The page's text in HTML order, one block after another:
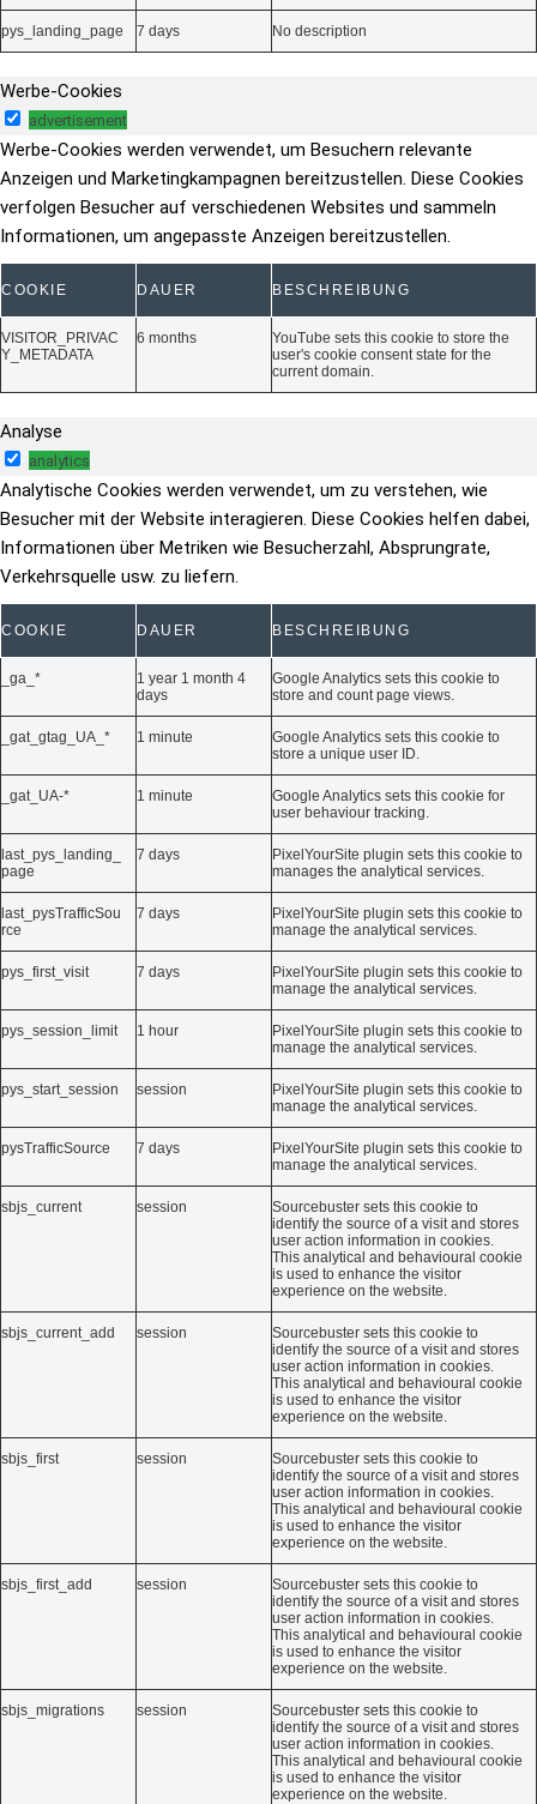
pys_landing_page 7 days No description
Werbe-Cookies
advertisement
Werbe-Cookies werden verwendet, um Besuchern relevante
Anzeigen und Marketingkampagnen bereitzustellen. Diese Cookies
verfolgen Besucher auf verschiedenen Websites und sammeln
Informationen, um angepasste Anzeigen bereitzustellen.
COOKIE DAUER BESCHREIBUNG
VISITOR_PRIVAC
Y_METADATA
6 months
YouTube sets this cookie to store the
user's cookie consent state for the
current domain.
Analyse
analytics
Analytische Cookies werden verwendet, um zu verstehen, wie
Besucher mit der Website interagieren. Diese Cookies helfen dabei,
Informationen über Metriken wie Besucherzahl, Absprungrate,
Verkehrsquelle usw. zu liefern.
COOKIE DAUER BESCHREIBUNG
_ga_*
1 year 1 month 4
days
Google Analytics sets this cookie to
store and count page views.
_gat_gtag_UA_* 1 minute
Google Analytics sets this cookie to
store a unique user ID.
_gat_UA-* 1 minute
Google Analytics sets this cookie for
user behaviour tracking.
last_pys_landing_
page
7 days
PixelYourSite plugin sets this cookie to
manages the analytical services.
last_pysTrafficSou
rce
7 days
PixelYourSite plugin sets this cookie to
manage the analytical services.
pys_first_visit 7 days
PixelYourSite plugin sets this cookie to
manage the analytical services.
pys_session_limit 1 hour
PixelYourSite plugin sets this cookie to
manage the analytical services.
pys_start_session session
PixelYourSite plugin sets this cookie to
manage the analytical services.
pysTrafficSource 7 days
PixelYourSite plugin sets this cookie to
manage the analytical services.
sbjs_current session
Sourcebuster sets this cookie to
identify the source of a visit and stores
user action information in cookies.
This analytical and behavioural cookie
is used to enhance the visitor
experience on the website.
sbjs_current_add session
Sourcebuster sets this cookie to
identify the source of a visit and stores
user action information in cookies.
This analytical and behavioural cookie
is used to enhance the visitor
experience on the website.
sbjs_first session
Sourcebuster sets this cookie to
identify the source of a visit and stores
user action information in cookies.
This analytical and behavioural cookie
is used to enhance the visitor
experience on the website.
sbjs_first_add session
Sourcebuster sets this cookie to
identify the source of a visit and stores
user action information in cookies.
This analytical and behavioural cookie
is used to enhance the visitor
experience on the website.
sbjs_migrations session
Sourcebuster sets this cookie to
identify the source of a visit and stores
user action information in cookies.
This analytical and behavioural cookie
is used to enhance the visitor
experience on the website.